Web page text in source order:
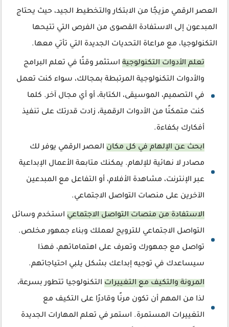
العصر الرقمي مزيجًا من الابتكار والتخطيط الجيد، حيث يحتاج
المبدعون إلى الاستفادة القصوى من الفرص التي تتيحها
التكنولوجيا، مع مراعاة التحديات الجديدة التي تأتي معها.
تعلم الأدوات التكنولوجية استثمر وقتًا في تعلم البرامج
والأدوات التكنولوجية المرتبطة بمجالك، سواء كنت تعمل
في التصميم، الموسيقى، الكتابة، أو أي مجال آخر. كلما
كنت متمكنًا من الأدوات الرقمية، زادت قدرتك على تنفيذ
أفكارك بكفاءة.
ابحث عن الإلهام في كل مكان العصر الرقمي يوفر لك
مصادر لا نهائية للإلهام. يمكنك متابعة الأعمال الإبداعية
عبر الإنترنت، مشاهدة الأفلام، أو التفاعل مع المبدعين
الآخرين على منصات التواصل الاجتماعي.
الاستفادة من منصات التواصل الاجتماعي استخدم وسائل
التواصل الاجتماعي للترويج لعملك وبناء جمهور مخلص.
تواصل مع جمهورك وتعرف على اهتماماتهم، فهذا
سيساعدك في توجيه إبداعك بشكل يلبي احتياجاتهم.
المرونة والتكيف مع التغييرات التكنولوجيا تتطور بسرعة،
لذا من المهم أن تكون مرنًا وقادرًا على التكيف مع
التغييرات المستمرة. استمر في تعلم المهارات الجديدة